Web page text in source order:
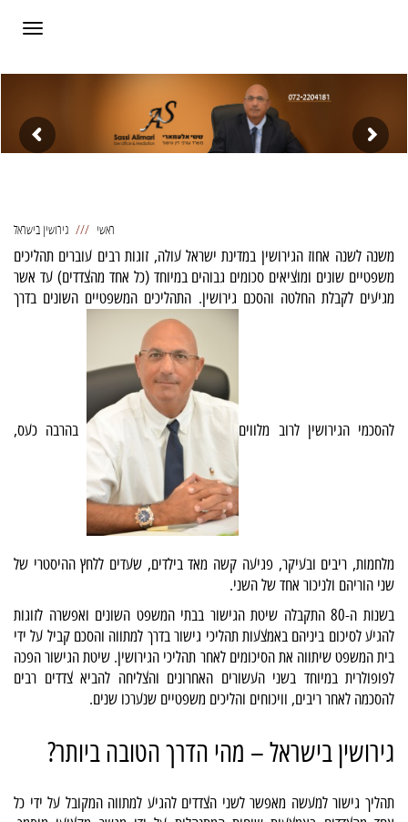
ראשי גירושין בישראל
משנה לשנה אחוז הגירושין במדינת ישראל עולה, זוגות רבים עוברים תהליכים
משפטיים שונים ומוציאים סכומים גבוהים במיוחד (כל אחד מהצדדים) עד אשר
מגיעים לקבלת החלטה והסכם גירושין. התהליכים המשפטיים השונים בדרך
להסכמי הגירושין לרוב מלווים בהרבה כעס,
מלחמות, ריבים ובעיקר, פגיעה קשה מאד בילדים, שעדים ללחץ ההיסטרי של
שני הוריהם ולניכור אחד של השני.
בשנות ה-80 התקבלה שיטת הגישור בבתי המשפט השונים ואפשרה לזוגות
להגיע לסיכום ביניהם באמצעות תהליכי גישור בדרך למתווה והסכם קביל על ידי
בית המשפט שיתווה את הסיכומים לאחר תהליכי הגירושין. שיטת הגישור הפכה
לפופולרית במיוחד בשני העשורים האחרונים והצליחה להביא צדדים רבים
להסכמה לאחר ריבים, וויכוחים והליכים משפטיים שנערכו שנים.
גירושין בישראל – מהי הדרך הטובה ביותר?
תהליך גישור למעשה מאפשר לשני הצדדים להגיע למתווה המקובל על ידי כל